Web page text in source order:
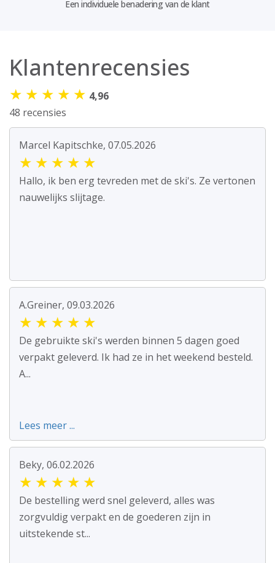
Een individuele benadering van de klant
Klantenrecensies
★ ★ ★ ★ ★ 4,96
48 recensies
Marcel Kapitschke, 07.05.2026
★ ★ ★ ★ ★
Hallo, ik ben erg tevreden met de ski's. Ze vertonen
nauwelijks slijtage.
A.Greiner, 09.03.2026
★ ★ ★ ★ ★
De gebruikte ski's werden binnen 5 dagen goed
verpakt geleverd. Ik had ze in het weekend besteld.
A...
Lees meer ...
Beky, 06.02.2026
★ ★ ★ ★ ★
De bestelling werd snel geleverd, alles was
zorgvuldig verpakt en de goederen zijn in
uitstekende st...